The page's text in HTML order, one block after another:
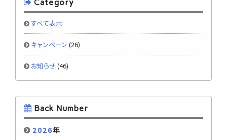
Category
すべて表示
キャンペーン (26)
お知らせ (46)
Back Number
2026年